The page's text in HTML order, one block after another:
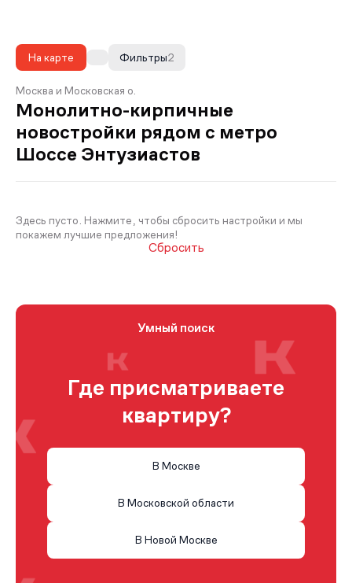
На карте 2
Фильтры
Москва и Московская о.
Монолитно-кирпичные
новостройки рядом с метро
Шоссе Энтузиастов
Здесь пусто. Нажмите, чтобы сбросить настройки и мы
покажем лучшие предложения!
Сбросить
Умный поиск
Где присматриваете
квартиру?
В Москве
В Московской области
В Новой Москве